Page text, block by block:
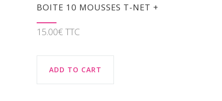
BOITE 10 MOUSSES T-NET +
15.00€ TTC
ADD TO CART